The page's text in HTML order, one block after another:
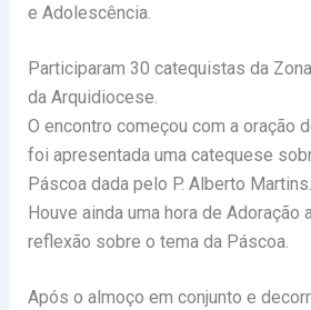
e Adolescência.
Participaram 30 catequistas da
da Arquidiocese.
O encontro começou com a oração
foi apresentada uma catequese
Páscoa dada pelo P. Alberto Martins.
Houve ainda uma hora de Adoração
reflexão sobre o tema da Páscoa.
Após o almoço em conjunto e